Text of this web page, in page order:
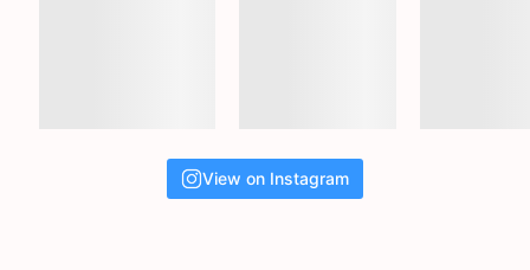
View on Instagram